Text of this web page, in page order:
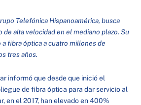
Telefónica Hispanoamérica, busca
alta velocidad en el mediano plazo. Su
fibra óptica a cuatro millones de
tres años.
informó que desde que inició el
de fibra óptica para dar servicio al
en el 2017, han elevado en 400%